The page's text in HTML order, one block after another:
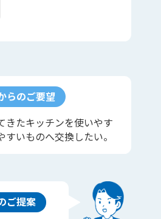
らのご要望
きたキッチンを使いやす
すいものへ交換したい。
ご提案